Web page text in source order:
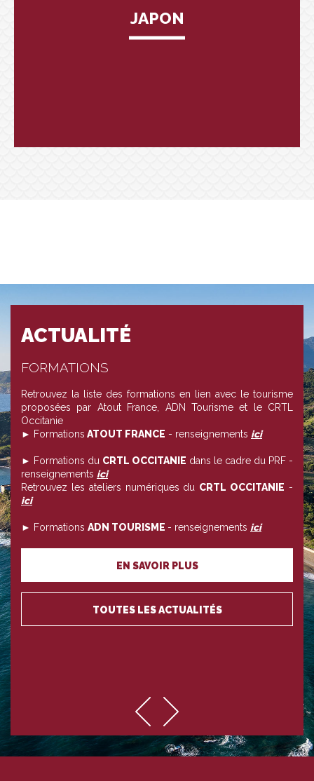
JAPON
ACTUALITÉ
FORMATIONS
Retrouvez la liste des formations en lien avec le tourisme
proposées par Atout France, ADN Tourisme et le CRTL
Occitanie
► Formations ATOUT FRANCE - renseignements ici
► Formations du CRTL OCCITANIE dans le cadre du PRF -
renseignements ici
Retrouvez les ateliers numériques du CRTL OCCITANIE -
ici
► Formations ADN TOURISME - renseignements ici
EN SAVOIR PLUS
TOUTES LES ACTUALITÉS